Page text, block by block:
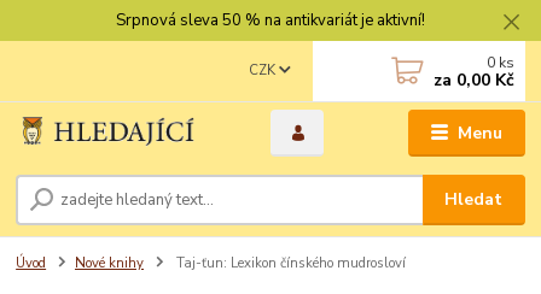
Srpnová sleva 50 % na antikvariát je aktivní!
Menu
CZK
Hledat
0 ks
za 0,00 Kč
Úvod Nové knihy Taj-ťun: Lexikon čínského mudrosloví